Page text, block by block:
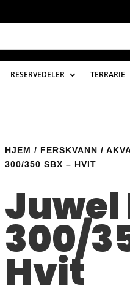
RESERVEDELER TERRARIE
HJEM / FERSKVANN /
300/350 SBX – HVIT
Juwel
300/
Hvit